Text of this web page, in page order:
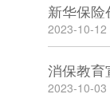
新华保险
2023-10-12
消保教育
2023-10-03